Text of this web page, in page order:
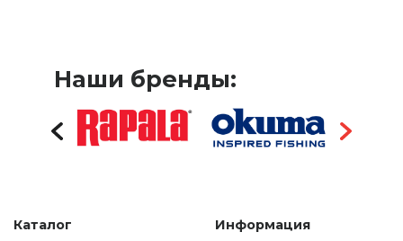
Наши бренды:
Каталог Информация